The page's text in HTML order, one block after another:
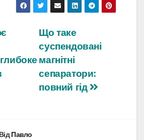
Що таке
суспендовані
магнітні
сепаратори:
повний гід
ВідПавло